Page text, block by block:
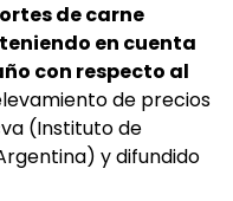
de carne
en cuenta
con respecto al
de precios
(Instituto de
y difundido